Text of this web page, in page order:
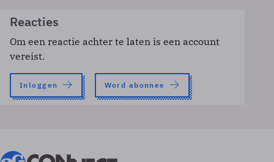
Reacties
Om een reactie achter te laten is een account
vereist.
Inloggen Word abonnee